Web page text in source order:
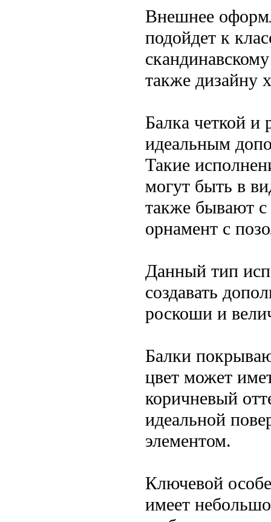
Внешнее
подойдет к
также дизайну
Балка четкой и
идеальным
Такие
могут быть в
также бывают
орнамент с
Данный тип
создавать
роскоши и
Балки
цвет может
коричневый
идеальной
элементом.
Ключевой
имеет